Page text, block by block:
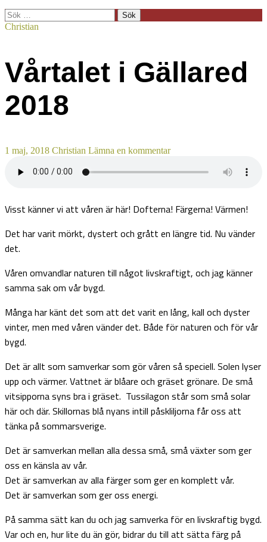
Sök
efter:
Christian
Vårtalet i Gällared
2018
1 maj, 2018 Christian Lämna en kommentar
Visst känner vi att våren är här! Dofterna! Färgerna! Värmen!
Det har varit mörkt, dystert och grått en längre tid. Nu vänder
det.
Våren omvandlar naturen till något livskraftigt, och jag känner
samma sak om vår bygd.
Många har känt det som att det varit en lång, kall och dyster
vinter, men med våren vänder det. Både för naturen och för vår
bygd.
Det är allt som samverkar som gör våren så speciell. Solen lyser
upp och värmer. Vattnet är blåare och gräset grönare. De små
vitsipporna syns bra i gräset. Tussilagon står som små solar
här och där. Skillornas blå nyans intill påskliljorna får oss att
tänka på sommarsverige.
Det är samverkan mellan alla dessa små, små växter som ger
oss en känsla av vår.
Det är samverkan av alla färger som ger en komplett vår.
Det är samverkan som ger oss energi.
På samma sätt kan du och jag samverka för en livskraftig bygd.
Var och en, hur lite du än gör, bidrar du till att sätta färg på